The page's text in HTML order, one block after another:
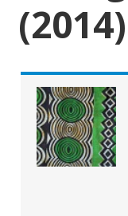
(2014)